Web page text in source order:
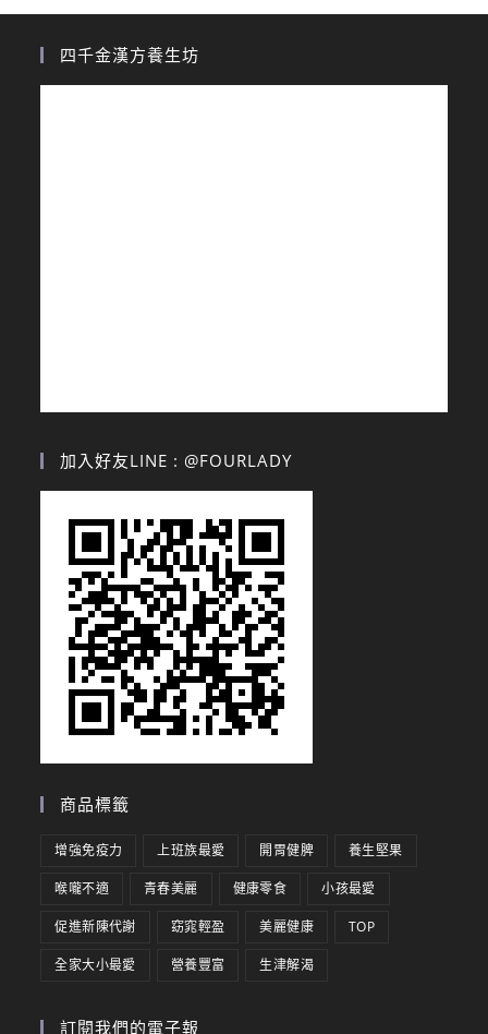
四千金漢方養生坊
加入好友LINE : @FOURLADY
商品標籤
增強免疫力 上班族最愛 開胃健脾 養生堅果
喉嚨不適 青春美麗 健康零食 小孩最愛
促進新陳代謝 窈窕輕盈 美麗健康 TOP
全家大小最愛 營養豐富 生津解渴
訂閱我們的電子報